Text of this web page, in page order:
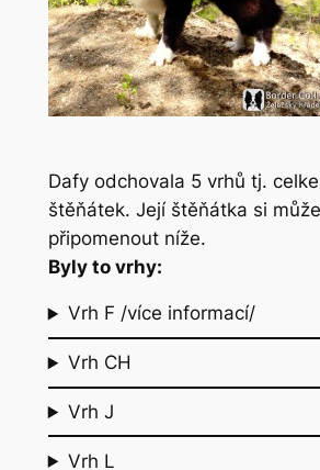
Dafy odchovala 5 vrhů tj.
štěňátek. Její štěňátka si
připomenout níže.
Byly to vrhy:
Vrh F /více informací/
Vrh CH
Vrh J
Vrh L